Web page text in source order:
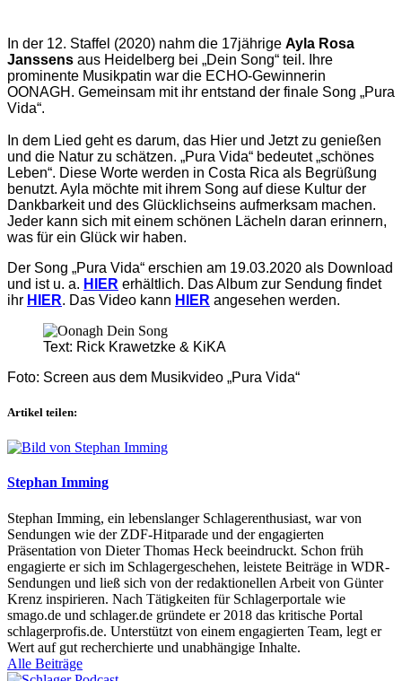
In der 12. Staffel (2020) nahm die 17jährige Ayla Rosa
Janssens aus Heidelberg bei „Dein Song“ teil. Ihre
prominente Musikpatin war die ECHO-Gewinnerin
OONAGH. Gemeinsam mit ihr entstand der finale Song „Pura
Vida“.
In dem Lied geht es darum, das Hier und Jetzt zu genießen
und die Natur zu schätzen. „Pura Vida“ bedeutet „schönes
Leben“. Diese Worte werden in Costa Rica als Begrüßung
benutzt. Ayla möchte mit ihrem Song auf diese Kultur der
Dankbarkeit und des Glücklichseins aufmerksam machen.
Jeder kann sich mit einem schönen Lächeln daran erinnern,
was für ein Glück wir haben.
Der Song „Pura Vida“ erschien am 19.03.2020 als Download
und ist u. a. HIER erhältlich. Das Album zur Sendung findet
ihr HIER. Das Video kann HIER angesehen werden.
Text: Rick Krawetzke & KiKA
Foto: Screen aus dem Musikvideo „Pura Vida“
Artikel teilen:
Stephan Imming
Stephan Imming, ein lebenslanger Schlagerenthusiast, war von
Sendungen wie der ZDF-Hitparade und der engagierten
Präsentation von Dieter Thomas Heck beeindruckt. Schon früh
engagierte er sich im Schlagergeschehen, leistete Beiträge in WDR-
Sendungen und ließ sich von der redaktionellen Arbeit von Günter
Krenz inspirieren. Nach Tätigkeiten für Schlagerportale wie
smago.de und schlager.de gründete er 2018 das kritische Portal
schlagerprofis.de. Unterstützt von einem engagierten Team, legt er
Wert auf gut recherchierte und unabhängige Inhalte.
Alle Beiträge